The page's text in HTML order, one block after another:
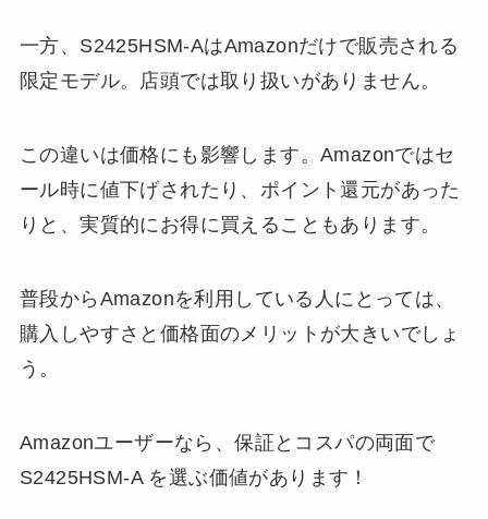
一方、S2425HSM-AはAmazonだけで販売される
限定モデル。店頭では取り扱いがありません。
この違いは価格にも影響します。Amazonではセ
ール時に値下げされたり、ポイント還元があった
りと、実質的にお得に買えることもあります。
普段からAmazonを利用している人にとっては、
購入しやすさと価格面のメリットが大きいでしょ
う。
Amazonユーザーなら、保証とコスパの両面で
S2425HSM-A を選ぶ価値があります！